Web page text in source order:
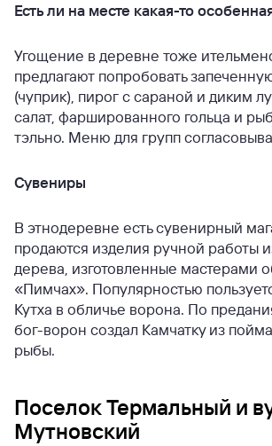
Есть ли на месте какая-то
Угощение в деревне тоже
предлагают попробовать
(чуприк), пирог с сараной и диким
салат, фаршированного гольца и
тэльно. Меню для групп
Сувениры
В этнодеревне есть сувенирный
продаются изделия ручной работы
дерева, изготовленные мастерами
«Пимчах». Популярностью
Кутха в обличье ворона. По
бог-ворон создал Камчатку из
рыбы.
Поселок Термальный и
Мутновский